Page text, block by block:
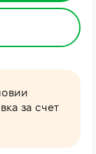
за счет